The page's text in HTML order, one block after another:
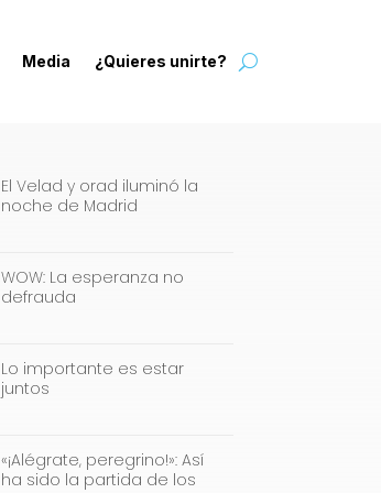
Media ¿Quieres unirte?
El Velad y orad iluminó la
noche de Madrid
WOW: La esperanza no
defrauda
Lo importante es estar
juntos
«¡Alégrate, peregrino!»: Así
ha sido la partida de los